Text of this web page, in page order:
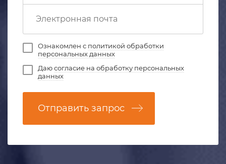
Ознакомлен с политикой обработки
персональных данных
Даюсогласие на обработку персональных
данных
Отправить запрос